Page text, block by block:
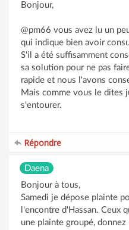
Bonjour,
@pm66 vous avez lu un
qui indique bien avoir
S'il a été suffisamment
sa solution pour ne pas
rapide et nous l'avons
Mais comme vous le dites
s'entourer.
Répondre
Daena
Bonjour à tous,
Samedi je dépose plainte
l'encontre d'Hassan. Ceux
une plainte groupé,